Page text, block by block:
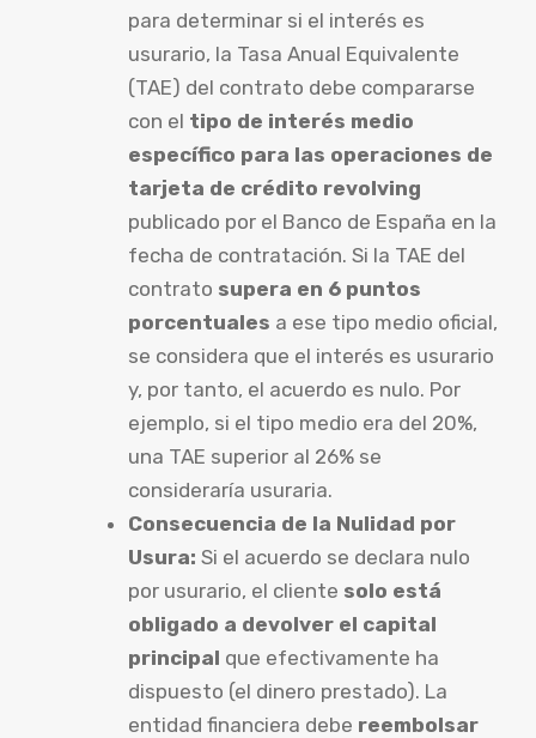
para determinar si el interés es
usurario, la Tasa Anual Equivalente
(TAE) del contrato debe compararse
con el tipo de interés medio
específico para las operaciones de
tarjeta de crédito revolving
publicado por el Banco de España en la
fecha de contratación. Si la TAE del
contrato supera en 6 puntos
porcentuales a ese tipo medio oficial,
se considera que el interés es usurario
y, por tanto, el acuerdo es nulo. Por
ejemplo, si el tipo medio era del 20%,
una TAE superior al 26% se
consideraría usuraria.
Consecuencia de la Nulidad por
Usura: Si el acuerdo se declara nulo
por usurario, el cliente solo está
obligado a devolver el capital
principal que efectivamente ha
dispuesto (el dinero prestado). La
entidad financiera debe reembolsar